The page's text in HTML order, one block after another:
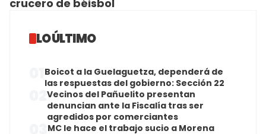
crucero de béisbol
LO ÚLTIMO
Boicot a la Guelaguetza, dependerá de
las respuestas del gobierno: Sección 22
Vecinos del Pañuelito presentan
denuncian ante la Fiscalía tras ser
agredidos por comerciantes
MC le hace el trabajo sucio a Morena